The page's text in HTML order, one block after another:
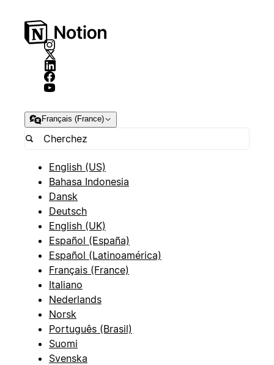
Français (France)
English (US)
Bahasa Indonesia
Dansk
Deutsch
English (UK)
Español (España)
Español (Latinoamérica)
Français (France)
Italiano
Nederlands
Norsk
Português (Brasil)
Suomi
Svenska